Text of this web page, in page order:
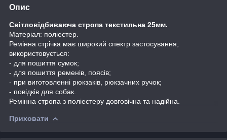
Опис
Світловідбиваюча стропа текстильна 25мм.
Матеріал: поліестер.
Ремінна стрічка має широкий спектр застосування,
використовується:
- для пошиття сумок;
- для пошиття ременів, поясів;
- при виготовленні рюкзаків, рюкзачних ручок;
- повідків для собак.
Ремінна стропа з поліестеру довговічна та надійна.
Приховати